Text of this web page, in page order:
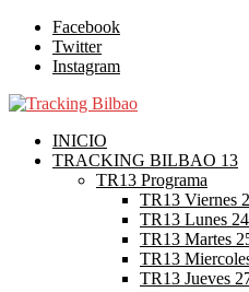
Facebook
Twitter
Instagram
INICIO
TRACKING BILBAO 13
TR13 Programa
TR13 Viernes
TR13 Lunes
TR13 Martes
TR13
TR13 Jueves